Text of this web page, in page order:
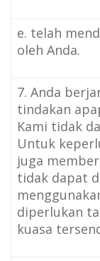
e. telah
oleh Anda.
7. Anda
tindakan
Kami tidak
Untuk
juga
tidak dapat
diperlukan
kuasa